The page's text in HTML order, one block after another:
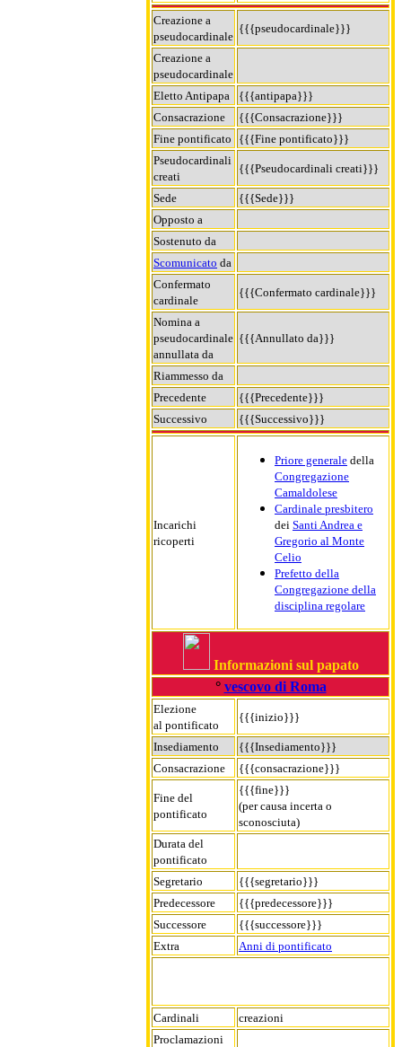
Creazione a
pseudocardinale
{{{pseudocardinale}}}
Creazione a
pseudocardinale
Eletto Antipapa
{{{antipapa}}}
Consacrazione
{{{Consacrazione}}}
Fine pontificato
{{{Fine pontificato}}}
Pseudocardinali
creati
{{{Pseudocardinali creati}}}
Sede
{{{Sede}}}
Opposto a
Sostenuto da
Scomunicato da
Confermato
cardinale
{{{Confermato cardinale}}}
Nomina a
pseudocardinale
annullata da
{{{Annullato da}}}
Riammesso da
Precedente
{{{Precedente}}}
Successivo
{{{Successivo}}}
Incarichi
ricoperti
Priore generale della
Congregazione
Camaldolese
Cardinale presbitero
dei Santi Andrea e
Gregorio al Monte
Celio
Prefetto della
Congregazione della
disciplina regolare
Informazioni sul papato
° vescovo di Roma
Elezione
al pontificato
{{{inizio}}}
Insediamento
{{{Insediamento}}}
Consacrazione
{{{consacrazione}}}
Fine del
pontificato
{{{fine}}}
(per causa incerta o
sconosciuta)
Durata del
pontificato
Segretario
{{{segretario}}}
Predecessore
{{{predecessore}}}
Successore
{{{successore}}}
Extra
Anni di pontificato
Cardinali
creazioni
Proclamazioni